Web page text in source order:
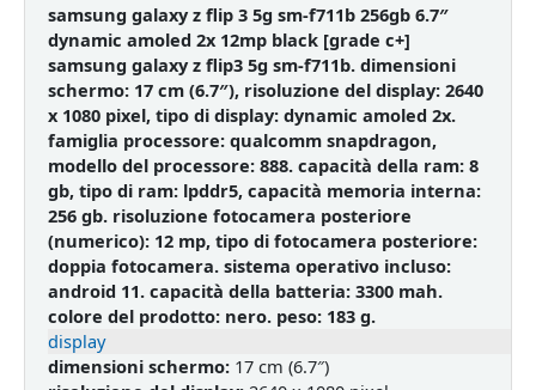
samsung galaxy z flip 3 5g sm-f711b 256gb 6.7″
dynamic amoled 2x 12mp black [grade c+]
samsung galaxy z flip3 5g sm-f711b. dimensioni
schermo: 17 cm (6.7″), risoluzione del display: 2640
x 1080 pixel, tipo di display: dynamic amoled 2x.
famiglia processore: qualcomm snapdragon,
modello del processore: 888. capacità della ram: 8
gb, tipo di ram: lpddr5, capacità memoria interna:
256 gb. risoluzione fotocamera posteriore
(numerico): 12 mp, tipo di fotocamera posteriore:
doppia fotocamera. sistema operativo incluso:
android 11. capacità della batteria: 3300 mah.
colore del prodotto: nero. peso: 183 g.
display
dimensioni schermo:17 cm (6.7″)